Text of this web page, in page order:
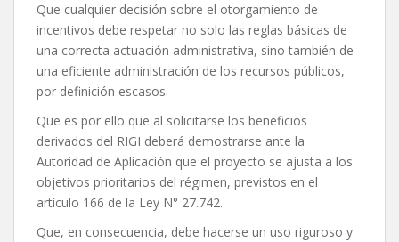
Que cualquier decisión sobre el otorgamiento de
incentivos debe respetar no solo las reglas básicas de
una correcta actuación administrativa, sino también de
una eficiente administración de los recursos públicos,
por definición escasos.
Que es por ello que al solicitarse los beneficios
derivados del RIGI deberá demostrarse ante la
Autoridad de Aplicación que el proyecto se ajusta a los
objetivos prioritarios del régimen, previstos en el
artículo 166 de la Ley N° 27.742.
Que, en consecuencia, debe hacerse un uso riguroso y